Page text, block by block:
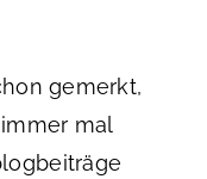
gemerkt,
mal